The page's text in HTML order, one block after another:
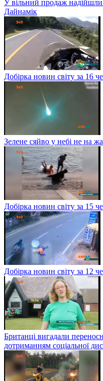
У вільний продаж
Дайнамік
Добірка новин світу за 16
Зелене сяйво у небі не на
Добірка новин світу за 15
Добірка новин світу за 12
Британці вигадали
дотриманням соціальної